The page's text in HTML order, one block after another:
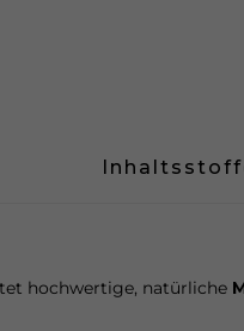
hochwertige, natürliche